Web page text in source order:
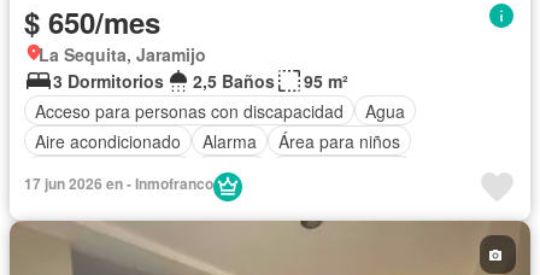
$ 650/mes
La Sequita, Jaramijo
3 Dormitorios
2,5 Baños
95 m²
Acceso para personas con discapacidad
Agua
Aire acondicionado
Alarma
Área para niños
Parrilla
Cocina integral
Cocina equipada
Estacionamiento
Garita de guardianía
Jardín
Piscina Conserje
Vista panorámica
17 jun 2026 en - Inmofranco